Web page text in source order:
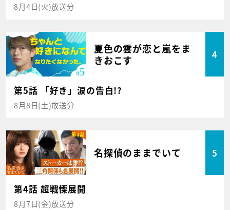
8月4日(火)放送分
夏色の雲が恋と嵐をま
きおこす
4
第5話 「好き」涙の告白!?
8月8日(土)放送分
名探偵のままでいて 5
第4話 超戦慄展開
8月7日(金)放送分